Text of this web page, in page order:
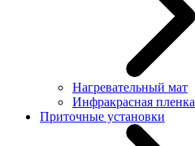
Нагревательный мат
Инфракрасная пленка
Приточные установки